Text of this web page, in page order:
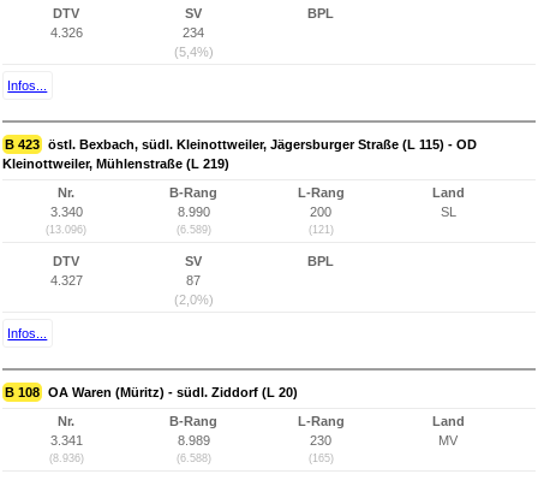
DTV
4.326
SV
234
(5,4%)
BPL
Infos...
B 423 östl. Bexbach, südl. Kleinottweiler, Jägersburger Straße (L 115) - OD
Kleinottweiler, Mühlenstraße (L 219)
Nr.
3.340
(13.096)
B-Rang
8.990
(6.589)
L-Rang
200
(121)
Land
SL
DTV
4.327
SV
87
(2,0%)
BPL
Infos...
B 108 OA Waren (Müritz) - südl. Ziddorf (L 20)
Nr.
3.341
(8.936)
B-Rang
8.989
(6.588)
L-Rang
230
(165)
Land
MV